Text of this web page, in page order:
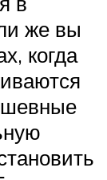
же вы
когда